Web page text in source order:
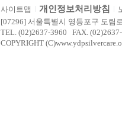
사이트맵 개인정보처리방침
[07296] 서울특별시 영등포구 도림
TEL. (02)2637-3960 FAX.
COPYRIGHT